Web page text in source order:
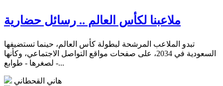
ملاعبنا لكأس العالم .. رسائل حضارية
تبدو الملاعب المرشحة لبطولة كأس العالم، حينما تستضيفها
السعودية في 2034، على صفحات مواقع التواصل الاجتماعي، وكأنها
- لصغرها - طوابع...
هاني القحطاني